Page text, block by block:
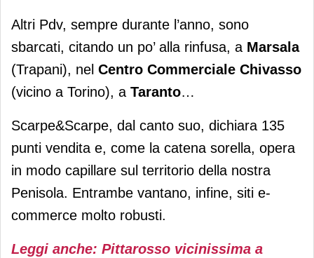
Altri Pdv, sempre durante l’anno, sono
sbarcati, citando un po’ alla rinfusa, a Marsala
(Trapani), nel Centro Commerciale Chivasso
(vicino a Torino), a Taranto…
Scarpe&Scarpe, dal canto suo, dichiara 135
punti vendita e, come la catena sorella, opera
in modo capillare sul territorio della nostra
Penisola. Entrambe vantano, infine, siti e-
commerce molto robusti.
Leggi anche: Pittarosso vicinissima a